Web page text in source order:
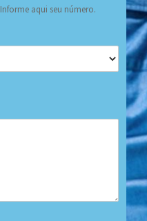
Informe aqui seu número.